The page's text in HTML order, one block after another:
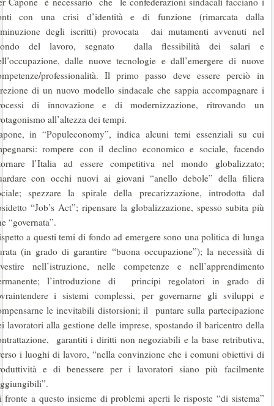
con una crisi d’identità e di funzione (rimarcata dalla
degli iscritti) provocata dai mutamenti avvenuti nel
del lavoro, segnato dalla flessibilità dei salari e
dalle nuove tecnologie e dall’emergere di nuove
professionalità. Il primo passo deve essere perciò in
di un nuovo modello sindacale che sappia accompagnare i
di innovazione e di modernizzazione, ritrovando un
all’altezza dei tempi.
in “Populeconomy”, indica alcuni temi essenziali su cui
rompere con il declino economico e sociale, facendo
l’Italia ad essere competitiva nel mondo globalizzato;
con occhi nuovi ai giovani “anello debole” della filiera
spezzare la spirale della precarizzazione, introdotta dal
“Job’s Act”; ripensare la globalizzazione, spesso subita più
“governata”.
a questi temi di fondo ad emergere sono una politica di lunga
(in grado di garantire “buona occupazione”); la necessità di
nell’istruzione, nelle competenze e nell’apprendimento
l’introduzione di principi regolatori in grado di
i sistemi complessi, per governarne gli sviluppi e
le inevitabili distorsioni; il puntare sulla partecipazione
lavoratori alla gestione delle imprese, spostando il baricentro della
garantiti i diritti non negoziabili e la base retributiva,
i luoghi di lavoro, “nella convinzione che i comuni obiettivi di
e di benessere per i lavoratori siano più facilmente
fronte a questo insieme di problemi aperti le risposte “di sistema”